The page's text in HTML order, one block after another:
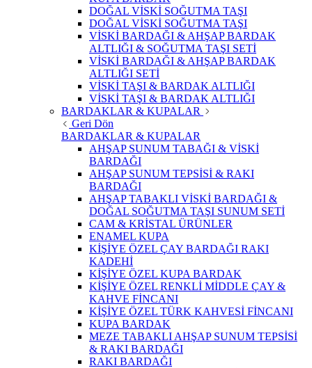
DOĞAL VİSKİ SOĞUTMA TAŞI
DOĞAL VİSKİ SOĞUTMA TAŞI
VİSKİ BARDAĞI & AHŞAP BARDAK
ALTLIĞI & SOĞUTMA TAŞI SETİ
VİSKİ BARDAĞI & AHŞAP BARDAK
ALTLIĞI SETİ
VİSKİ TAŞI & BARDAK ALTLIĞI
VİSKİ TAŞI & BARDAK ALTLIĞI
BARDAKLAR & KUPALAR
Geri Dön
BARDAKLAR & KUPALAR
AHŞAP SUNUM TABAĞI & VİSKİ
BARDAĞI
AHŞAP SUNUM TEPSİSİ & RAKI
BARDAĞI
AHŞAP TABAKLI VİSKİ BARDAĞI &
DOĞAL SOĞUTMA TAŞI SUNUM SETİ
CAM & KRİSTAL ÜRÜNLER
ENAMEL KUPA
KİŞİYE ÖZEL ÇAY BARDAĞI RAKI
KADEHİ
KİŞİYE ÖZEL KUPA BARDAK
KİŞİYE ÖZEL RENKLİ MİDDLE ÇAY &
KAHVE FİNCANI
KİŞİYE ÖZEL TÜRK KAHVESİ FİNCANI
KUPA BARDAK
MEZE TABAKLI AHŞAP SUNUM TEPSİSİ
& RAKI BARDAĞI
RAKI BARDAĞI